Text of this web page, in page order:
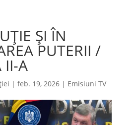
ȘI ÎN
PUTERII /
II-A
| feb. 19, 2026| Emisiuni TV